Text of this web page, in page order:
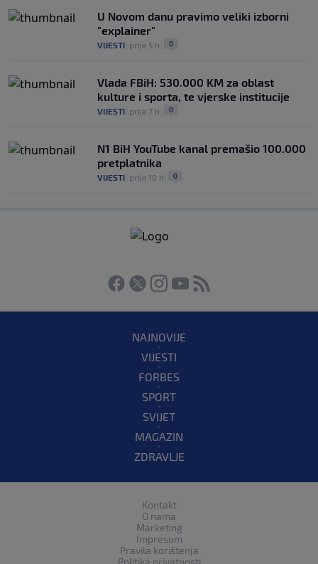
U Novom danu pravimo veliki izborni
"explainer"
VIJESTI prije 5 h 0
Vlada FBiH: 530.000 KM za oblast
kulture i sporta, te vjerske institucije
VIJESTI prije 7 h 0
N1 BiH YouTube kanal premašio 100.000
pretplatnika
VIJESTI prije 10 h 0
NAJNOVIJE
VIJESTI
FORBES
SPORT
SVIJET
MAGAZIN
ZDRAVLJE
Kontakt
O nama
Marketing
Impresum
Pravila korištenja
Politika privatnosti